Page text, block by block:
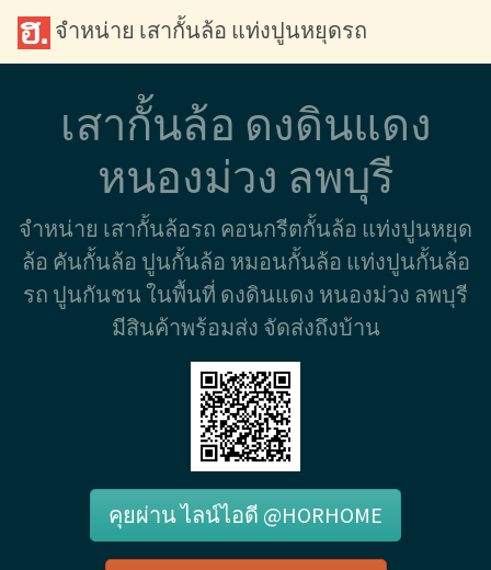
จำหน่าย เสากั้นล้อ แท่งปูนหยุดรถ
เสากั้นล้อ ดงดินแดง
หนองม่วง ลพบุรี
จำหน่าย เสากั้นล้อรถ คอนกรีตกั้นล้อ แท่งปูนหยุด
ล้อ คันกั้นล้อ ปูนกั้นล้อ หมอนกั้นล้อ แท่งปูนกั้นล้อ
รถ ปูนกันชน ในพื้นที่ ดงดินแดง หนองม่วง ลพบุรี
มีสินค้าพร้อมส่ง จัดส่งถึงบ้าน
คุยผ่าน ไลน์ไอดี @HORHOME